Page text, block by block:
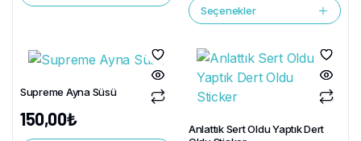
Seçenekler
Supreme Ayna Süsü
150,00₺
Anlattık Sert Oldu Yaptık Dert